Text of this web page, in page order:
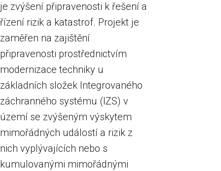
je zvýšení připravenosti k řešení a
řízení rizik a katastrof. Projekt je
zaměřen na zajištění
připravenosti prostřednictvím
modernizace techniky u
základních složek Integrovaného
záchranného systému (IZS) v
území se zvýšeným výskytem
mimořádných událostí a rizik z
nich vyplývajících nebo s
kumulovanými mimořádnými